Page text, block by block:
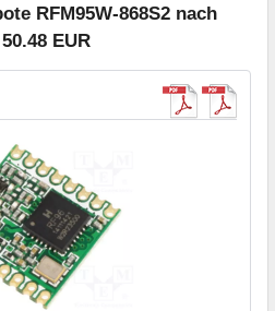
RFM95W-868S2 nach
EUR